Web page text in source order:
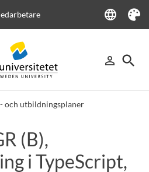
language
Language
Tema
person_outline
Logga in
search
Sök
och utbildningsplaner
VälkomstbrevPersonal
(B),
i TypeScript,